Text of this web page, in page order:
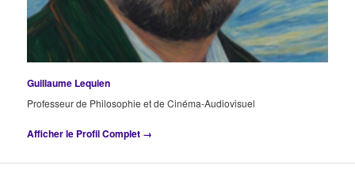
Guillaume Lequien
Professeur de Philosophie et de Cinéma-Audiovisuel
Afficher le Profil Complet →